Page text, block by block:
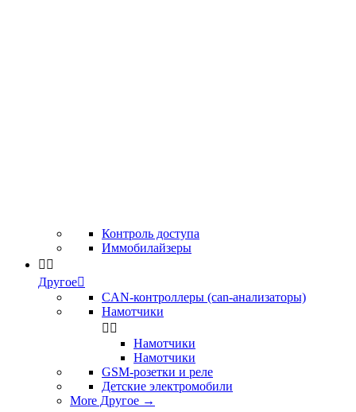
Контроль доступа
Иммобилайзеры
 
Другое
CAN-контроллеры (can-анализаторы)
Намотчики
 
Намотчики
Намотчики
GSM-розетки и реле
Детские электромобили
More Другое →